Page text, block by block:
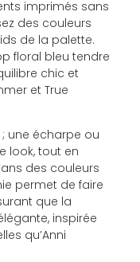
imprimés sans
des couleurs
de la palette.
floral bleu tendre
chic et
et True
une écharpe ou
look, tout en
des couleurs
permet de faire
que la
inspirée
qu’Anni